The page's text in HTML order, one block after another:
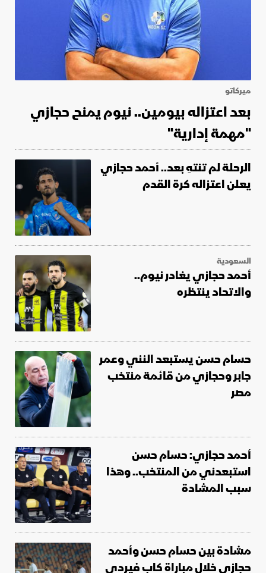
ميركاتو
بعد اعتزاله بيومين.. نيوم يمنح حجازي
"مهمة إدارية"
الرحلة لم تنتهِ بعد.. أحمد حجازي
يعلن اعتزاله كرة القدم
السعودية
أحمد حجازي يغادر نيوم..
والاتحاد ينتظره
حسام حسن يستبعد النني وعمر
جابر وحجازي من قائمة منتخب
مصر
أحمد حجازي: حسام حسن
استبعدني من المنتخب.. وهذا
سبب المشادة
مشادة بين حسام حسن وأحمد
حجازي خلال مباراة كاب فيردي